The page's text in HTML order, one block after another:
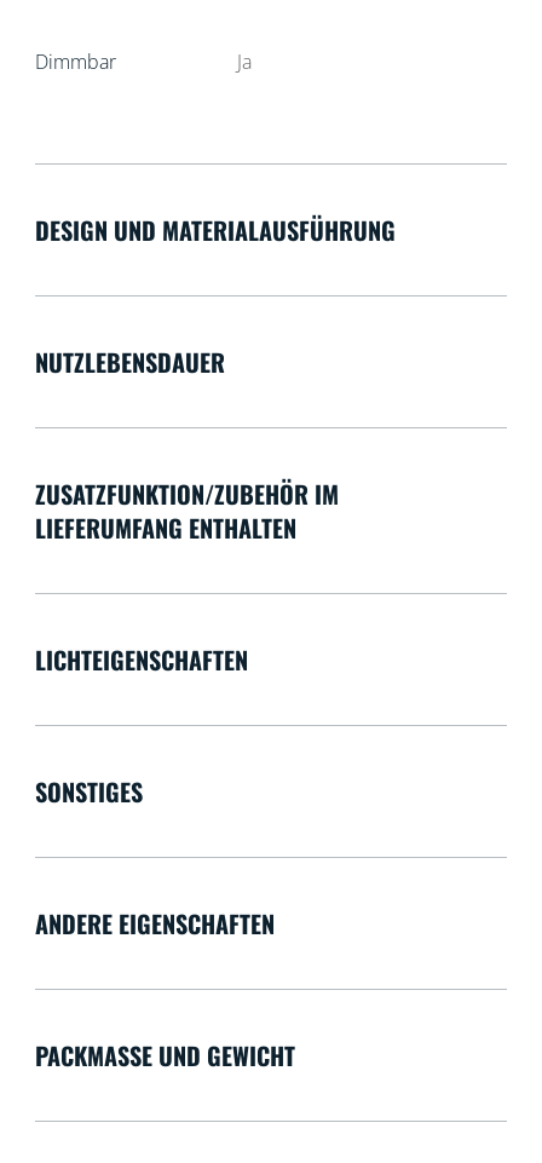
Dimmbar Ja
DESIGN UND MATERIALAUSFÜHRUNG
NUTZLEBENSDAUER
ZUSATZFUNKTION/ZUBEHÖR IM
LIEFERUMFANG ENTHALTEN
LICHTEIGENSCHAFTEN
SONSTIGES
ANDERE EIGENSCHAFTEN
PACKMASSE UND GEWICHT